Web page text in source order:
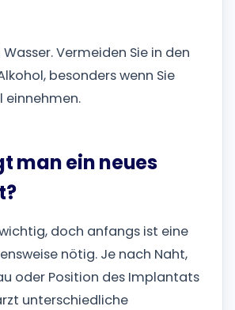
Wasser. Vermeiden Sie in den
besonders wenn Sie
einnehmen.
man ein neues
doch anfangs ist eine
nötig. Je nach Naht,
oder Position des Implantats
unterschiedliche